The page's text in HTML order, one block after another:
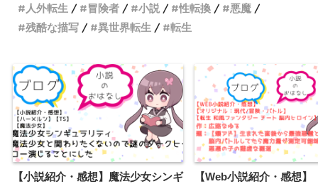
人外転生
冒険者 小説 性転換
悪魔
残酷な描写
異世界転生 転生
【小説紹介・感想】魔法少女シンギ
【Web小説紹介・感想】